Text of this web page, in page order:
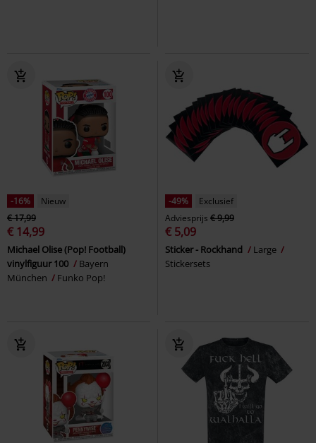
-16%
Nieuw
€ 17,99
€ 14,99
Michael Olise (Pop! Football)
vinylfiguur 100
Bayern
München
Funko Pop!
-49%
Exclusief
Adviesprijs € 9,99
€ 5,09
Sticker - Rockhand
Large
Stickersets